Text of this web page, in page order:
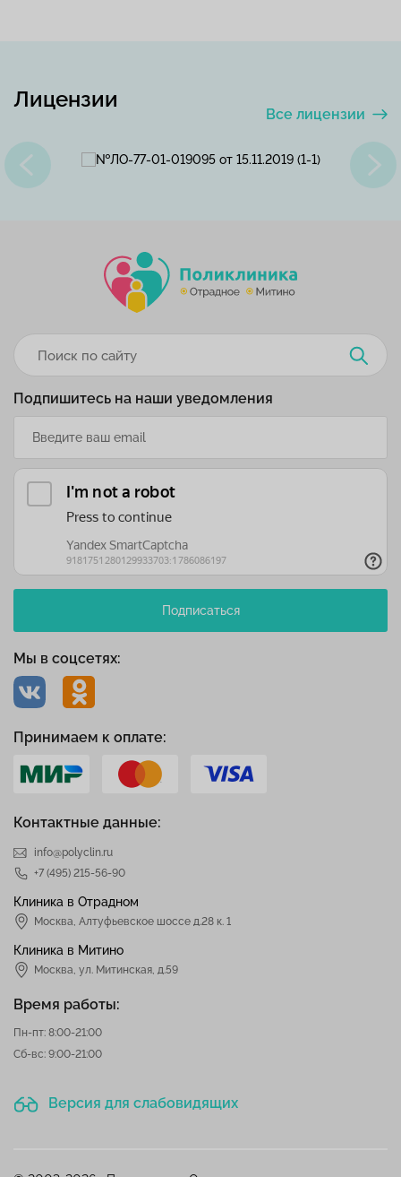
Лицензии
Все лицензии
Контактные данные:
info@polyclin.ru
+7 (495) 215-56-90
Клиника в Отрадном
Москва Алтуфьевское шоссе д.28 к. 1
Клиника в Митино
Москва, ул. Митинская, д.59
Время работы:
Пн-пт: 8:00-21:00
Сб-вс: 9:00-21:00
Мы в соцсетях:
Подпишитесь на наши уведомления
Подписаться
Версия для слабовидящих
Принимаем к оплате: